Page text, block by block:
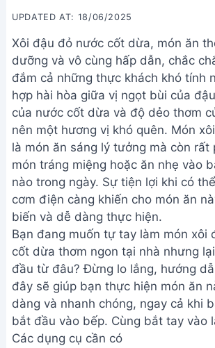
UPDATED AT: 18/06/2025
Xôi đậu đỏ nước cốt dừa, món ăn
dưỡng và vô cùng hấp dẫn, chắc
đắm cả những thực khách khó tính
hợp hài hòa giữa vị ngọt bùi của
của nước cốt dừa và độ dẻo thơm
nên một hương vị khó quên. Món
là món ăn sáng lý tưởng mà còn rất
món tráng miệng hoặc ăn nhẹ vào
nào trong ngày. Sự tiện lợi khi có
cơm điện càng khiến cho món ăn
biến và dễ dàng thực hiện.
Bạn đang muốn tự tay làm món xôi
cốt dừa thơm ngon tại nhà nhưng
đầu từ đâu? Đừng lo lắng, hướng
đây sẽ giúp bạn thực hiện món ăn
dàng và nhanh chóng, ngay cả khi
bắt đầu vào bếp. Cùng bắt tay vào
Các dụng cụ cần có